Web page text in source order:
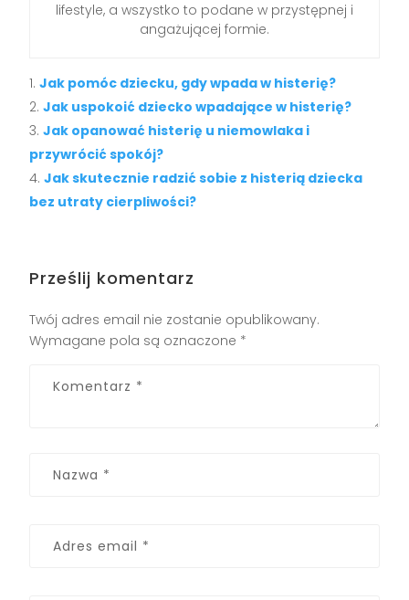
lifestyle, a wszystko to podane w przystępnej i
angażującej formie.
Jak pomóc dziecku, gdy wpada w histerię?
Jak uspokoić dziecko wpadające w histerię?
Jak opanować histerię u niemowlaka i
przywrócić spokój?
Jak skutecznie radzić sobie z histerią dziecka
bez utraty cierpliwości?
Prześlij komentarz
Twój adres email nie zostanie opublikowany.
Wymagane pola są oznaczone *